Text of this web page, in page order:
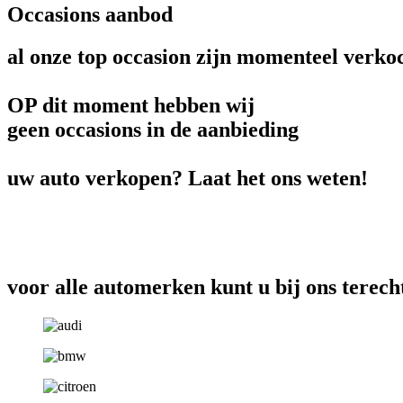
Occasions aanbod
al onze top occasion zijn momenteel
OP dit moment hebben wij
geen occasions in de aanbieding
uw auto verkopen? Laat het ons weten!
voor alle automerken kunt u bij ons